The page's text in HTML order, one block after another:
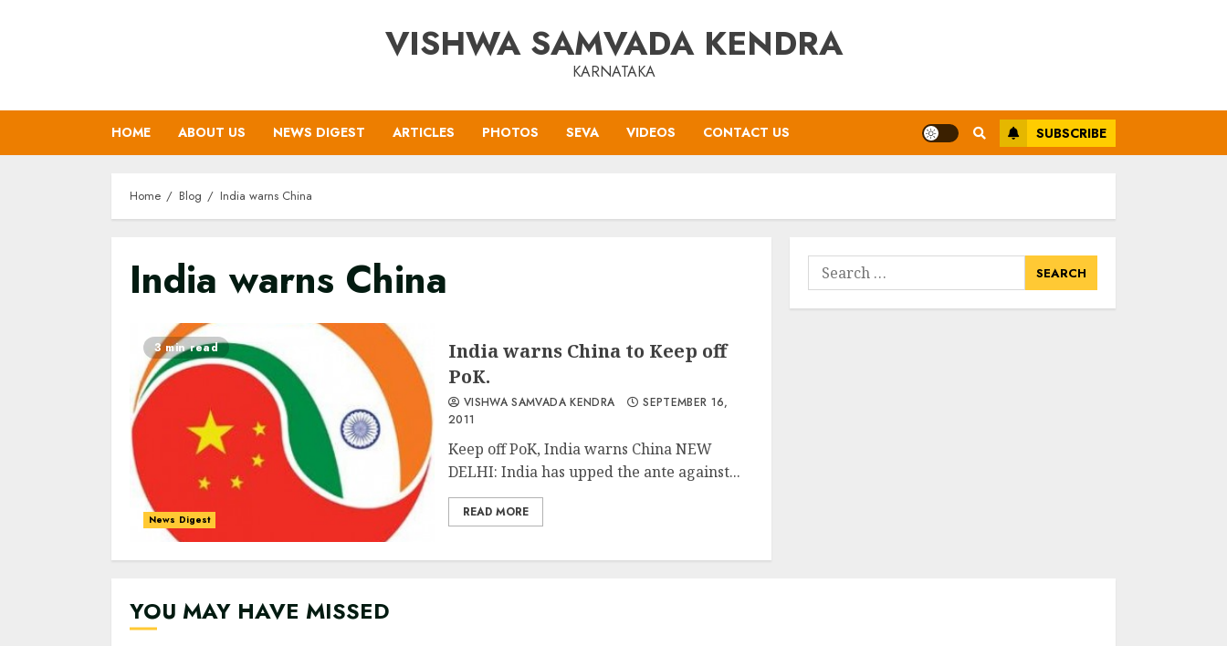
VISHWA SAMVADA KENDRA
KARNATAKA
HOME ABOUT US NEWS DIGEST ARTICLES PHOTOS SEVA VIDEOS CONTACT US SUBSCRIBE
Home Blog India warns China
India warns China
3 min read
News Digest
India warns China to Keep off
PoK.
VISHWA SAMVADA KENDRA
SEPTEMBER 16,
2011
Keep off PoK, India warns China NEW
DELHI: India has upped the ante against...
READ MORE
Search
for:
YOU MAY HAVE MISSED